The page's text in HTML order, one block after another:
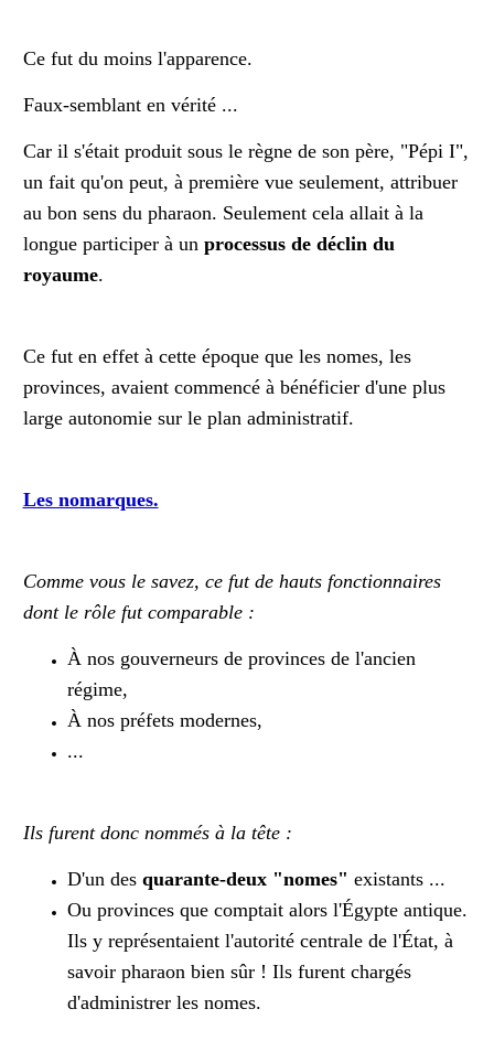
Ce fut du moins l'apparence.
Faux-semblant en vérité ...
Car il s'était produit sous le règne de son père, "Pépi I",
un fait qu'on peut, à première vue seulement, attribuer
au bon sens du pharaon. Seulement cela allait à la
longue participer à un processus de déclin du
royaume.
Ce fut en effet à cette époque que les nomes, les
provinces, avaient commencé à bénéficier d'une plus
large autonomie sur le plan administratif.
Les nomarques.
Comme vous le savez, ce fut de hauts fonctionnaires
dont le rôle fut comparable :
À nos gouverneurs de provinces de l'ancien
régime,
À nos préfets modernes,
...
Ils furent donc nommés à la tête :
D'un des quarante-deux "nomes" existants ...
Ou provinces que comptait alors l'Égypte antique.
Ils y représentaient l'autorité centrale de l'État, à
savoir pharaon bien sûr ! Ils furent chargés
d'administrer les nomes.